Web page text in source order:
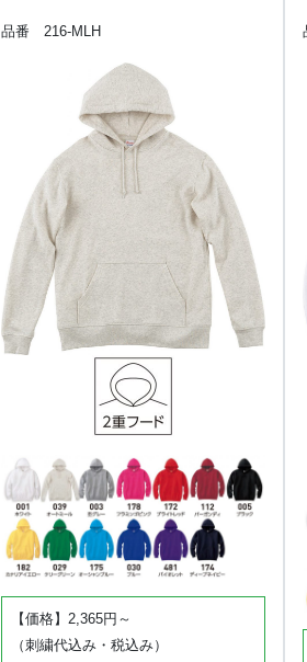
品番 216-MLH
【価格】2,365円～
（刺繍代込み・税込み）